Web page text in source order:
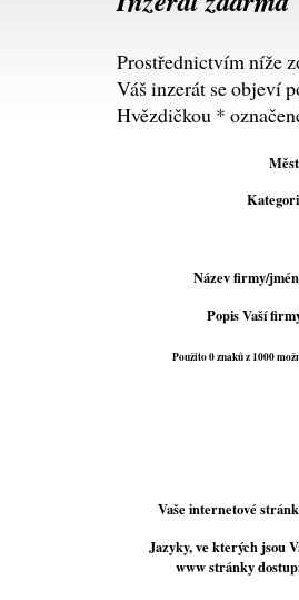
Prostřednictvím níže
Váš inzerát se objeví
Hvězdičkou *
Název firmy/
Popis Vaší
Použito 0 znaků z 1000
Vaše internetové
Jazyky, ve kterých jsou
www stránky